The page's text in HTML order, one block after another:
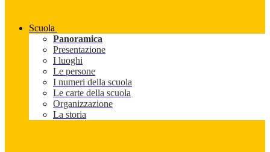
Scuola
Panoramica
Presentazione
I luoghi
Le persone
I numeri della scuola
Le carte della scuola
Organizzazione
La storia